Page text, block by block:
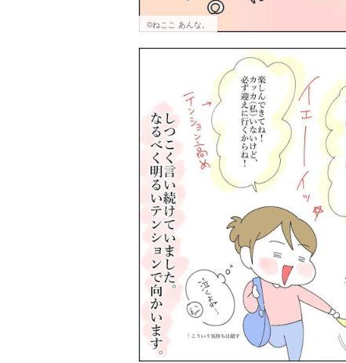
©ねここ あんな。